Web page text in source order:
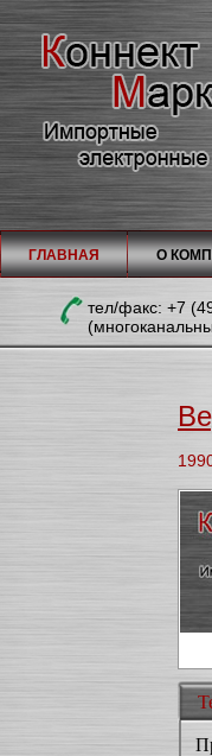
ГЛАВНАЯ О
тел/факc: +7